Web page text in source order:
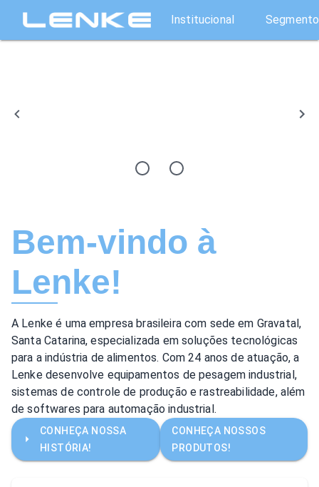
Institucional
Bem-vindo à
Lenke!
A Lenke é uma empresa brasileira com sede em Gravatal,
Santa Catarina, especializada em soluções tecnológicas
para a indústria de alimentos. Com 24 anos de atuação, a
Lenke desenvolve equipamentos de pesagem industrial,
sistemas de controle de produção e rastreabilidade, além
de softwares para automação industrial.
CONHEÇA NOSSA
HISTÓRIA!
CONHEÇA NOSSOS
PRODUTOS!